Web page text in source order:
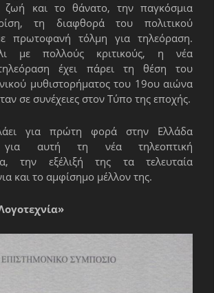
ζωή και το θάνατο, την παγκόσμια
τη διαφθορά του πολιτικού
πρωτοφανή τόλ­μη για τηλεόραση.
με πολλούς κριτικούς, η νέα
τηλεόραση έχει πάρει τη θέση του
μυθι­στορήματος του 19ου αιώνα
σε συνέχειες στον Τύπο της εποχής.
για πρώτη φορά στην Ελλάδα
για αυτή τη νέα τηλεοπτική
την εξέλιξή της τα τελευταία
και το αμφίσημο μέλλον της.